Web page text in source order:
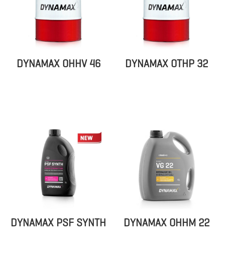
DYNAMAX OHHV 46 DYNAMAX OTHP 32
DYNAMAX PSF SYNTH DYNAMAX OHHM 22